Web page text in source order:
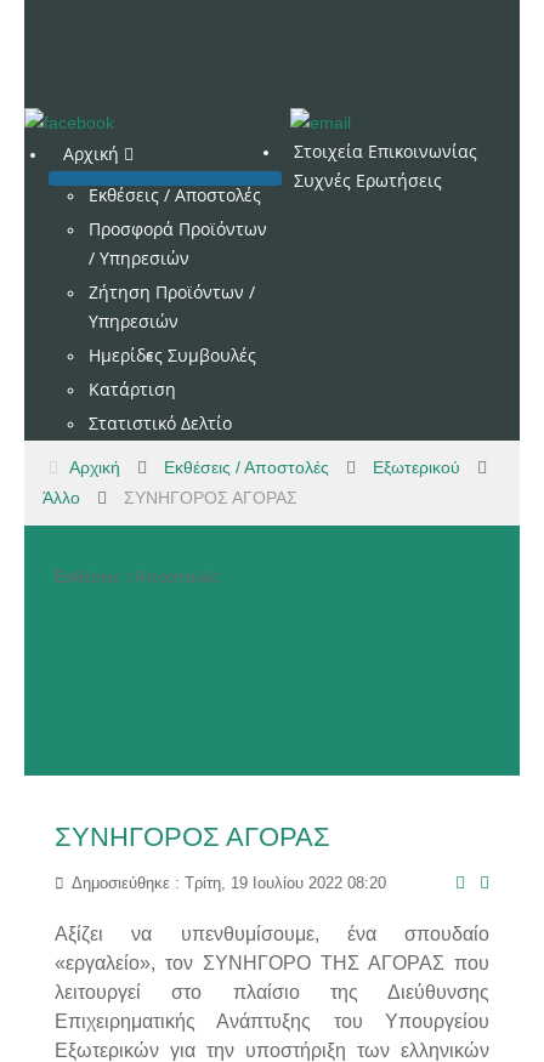
Αρχική
Εκθέσεις / Αποστολές
Προσφορά Προϊόντων
/ Υπηρεσιών
Ζήτηση Προϊόντων /
Υπηρεσιών
Ημερίδες Συμβουλές
Κατάρτιση
Στατιστικό Δελτίο
Στοιχεία Επικοινωνίας
Συχνές Ερωτήσεις
Αρχική Εκθέσεις / Αποστολές
Εξωτερικού
Άλλο
ΣΥΝΗΓΟΡΟΣ ΑΓΟΡΑΣ
Εκθέσεις / Αποστολές
ΣΥΝΗΓΟΡΟΣ ΑΓΟΡΑΣ
Δημοσιεύθηκε : Τρίτη, 19 Ιουλίου 2022 08:20
Αξίζει να υπενθυμίσουμε, ένα σπουδαίο
«εργαλείο», τον ΣΥΝΗΓΟΡΟ ΤΗΣ ΑΓΟΡΑΣ που
λειτουργεί στο πλαίσιο της Διεύθυνσης
Επιχειρηματικής Ανάπτυξης του Υπουργείου
Εξωτερικών για την υποστήριξη των ελληνικών